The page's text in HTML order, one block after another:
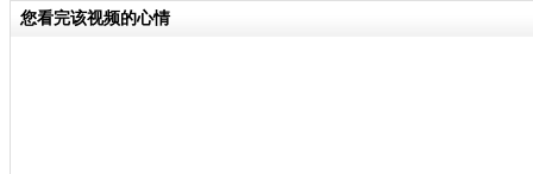
您看完该视频的心情